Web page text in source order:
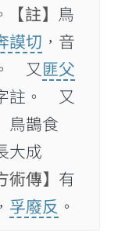
【註】 鳥
謨切 ，音
又 匪父
註。 又
鳥鵲食
大成
術傳】 有
孚廢反 。